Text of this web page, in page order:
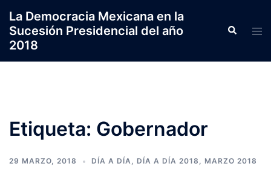
contenido
La Democracia Mexicana en la
Sucesión Presidencial del año
2018
Search
Etiqueta: Gobernador
29 MARZO, 2018 DÍA A DÍA, DÍA A DÍA 2018 , MARZO 2018